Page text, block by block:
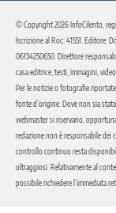
© Copyright 2026 InfoCilento,
Iscrizione al Roc: 41551. Editore:
06134250650. Direttore
casa editrice, testi, immagini,
Per le notizie o fotografie
fonte d’origine. Dove non sia
webmaster si riservano,
redazione non è responsabile dei
controllo continuo resta
oltraggiosi. Relativamente al
possibile richiedere l’immediata